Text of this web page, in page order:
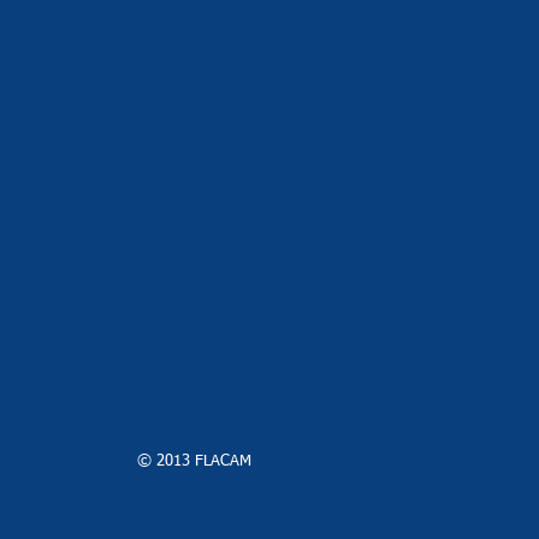
© 2013 FLACAM